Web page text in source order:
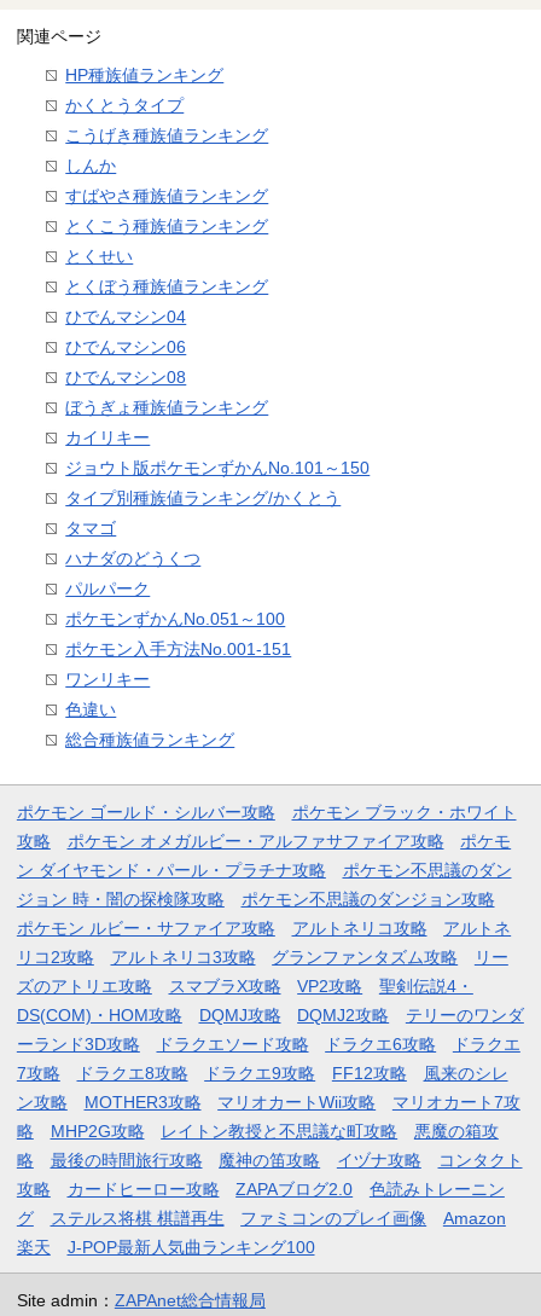
関連ページ
HP種族値ランキング
かくとうタイプ
こうげき種族値ランキング
しんか
すばやさ種族値ランキング
とくこう種族値ランキング
とくせい
とくぼう種族値ランキング
ひでんマシン04
ひでんマシン06
ひでんマシン08
ぼうぎょ種族値ランキング
カイリキー
ジョウト版ポケモンずかんNo.101～150
タイプ別種族値ランキング/かくとう
タマゴ
ハナダのどうくつ
パルパーク
ポケモンずかんNo.051～100
ポケモン入手方法No.001-151
ワンリキー
色違い
総合種族値ランキング
ポケモン ゴールド・シルバー攻略
ポケモン ブラック・ホワイト
攻略
ポケモン オメガルビー・アルファサファイア攻略
ポケモ
ン ダイヤモンド・パール・プラチナ攻略
ポケモン不思議のダン
ジョン 時・闇の探検隊攻略
ポケモン不思議のダンジョン攻略
ポケモン ルビー・サファイア攻略
アルトネリコ攻略
アルトネ
リコ2攻略
アルトネリコ3攻略 グランファンタズム攻略
リー
ズのアトリエ攻略
スマブラX攻略 VP2攻略
聖剣伝説4・
DS(COM)・HOM攻略
DQMJ攻略 DQMJ2攻略
テリーのワンダ
ーランド3D攻略
ドラクエソード攻略 ドラクエ6攻略
ドラクエ
7攻略
ドラクエ8攻略 ドラクエ9攻略 FF12攻略
風来のシレ
ン攻略
MOTHER3攻略 マリオカートWii攻略
マリオカート7攻
略
MHP2G攻略 レイトン教授と不思議な町攻略
悪魔の箱攻
略
最後の時間旅行攻略 魔神の笛攻略 イヅナ攻略
コンタクト
攻略
カードヒーロー攻略 ZAPAブログ2.0
色読みトレーニン
グ
ステルス将棋 棋譜再生 ファミコンのプレイ画像
Amazon
楽天
J-POP最新人気曲ランキング100
Site admin： ZAPAnet総合情報局